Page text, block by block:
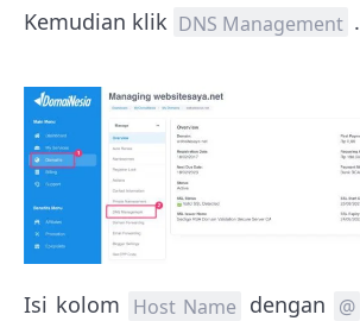
Kemudian klik DNS Management .
Isi kolom Host Name dengan @